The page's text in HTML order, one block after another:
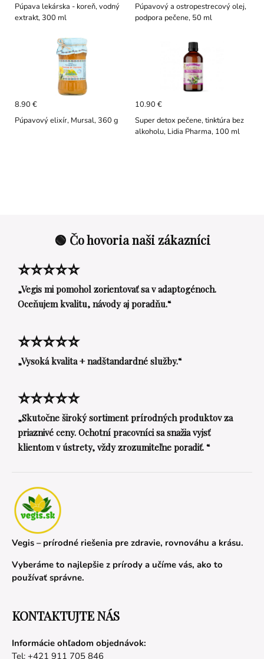
Púpava lekárska - koreň, vodný
extrakt, 300 ml
Púpavový a ostropestrecový olej,
podpora pečene, 50 ml
8.90 €
Púpavový elixír, Mursal, 360 g
10.90 €
Super detox pečene, tinktúra bez
alkoholu, Lidia Pharma, 100 ml
🟢 Čo hovoria naši zákazníci
⭐⭐⭐⭐⭐
„Vegis mi pomohol zorientovať sa v adaptogénoch.
Oceňujem kvalitu, návody aj poradňu.“
⭐⭐⭐⭐⭐
„Vysoká kvalita + nadštandardné služby.“
⭐⭐⭐⭐⭐
„Skutočne široký sortiment prírodných produktov za
priaznivé ceny. Ochotní pracovníci sa snažia vyjsť
klientom v ústrety, vždy zrozumiteľne poradiť. “
Vegis – prírodné riešenia pre zdravie, rovnováhu a krásu.
Vyberáme to najlepšie z prírody a učíme vás, ako to
používať správne.
KONTAKTUJTE NÁS
Informácie ohľadom objednávok:
Tel: +421 911 705 846